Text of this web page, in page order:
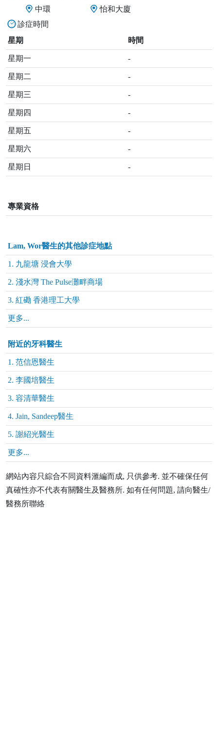
中環
怡和大廈
診症時間
星期
時間
星期一 -
星期二 -
星期三 -
星期四 -
星期五 -
星期六 -
星期日 -
專業資格
Lam, Wor醫生的其他診症地點
1. 九龍塘 浸會大學
2. 淺水灣 The Pulse灘畔商場
3. 紅磡 香港理工大學
更多...
附近的牙科醫生
1. 范信恩醫生
2. 李國培醫生
3. 容清華醫生
4. Jain, Sandeep醫生
5. 謝紹光醫生
更多...
網站內容只綜合不同資料滙編而成, 只供參考. 並不確保任何
真確性亦不代表有關醫生及醫務所. 如有任何問題, 請向醫生/
醫務所聯絡